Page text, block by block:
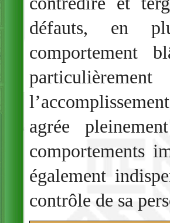
défauts, en
comportement
agrée
comportements
également
contrôle de sa